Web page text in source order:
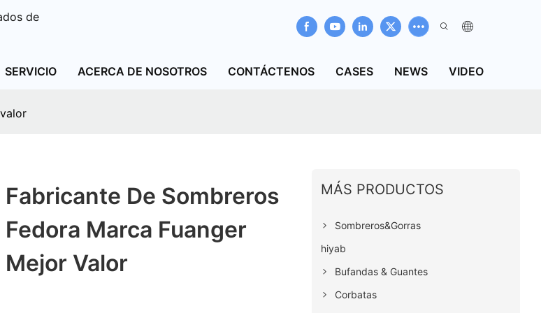
de
SERVICIO ACERCA DE NOSOTROS CONTÁCTENOS CASES NEWS VIDEO
Fabricante De Sombreros
Fedora Marca Fuanger
Mejor Valor
MÁS PRODUCTOS
Sombreros&Gorras
hiyab
Bufandas & Guantes
Corbatas